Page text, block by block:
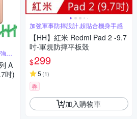
防
A
吋)
加強軍事防摔設計,超貼合機身手感
【HH】紅米 Redmi Pad 2 -9.7
吋-軍規防摔平板殼
$299
5 (1)
券
加入購物車